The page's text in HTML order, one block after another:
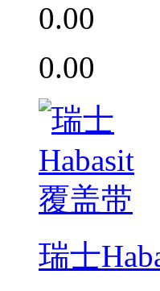
0.00
0.00
瑞士